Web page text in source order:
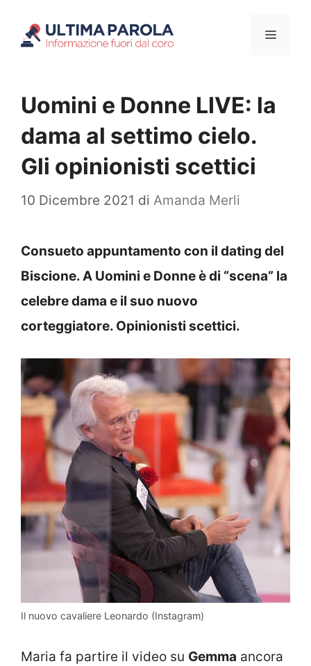
Menu
Uomini e Donne LIVE: la
dama al settimo cielo.
Gli opinionisti scettici
10 Dicembre 2021 di Amanda Merli
Consueto appuntamento con il dating del
Biscione. A Uomini e Donne è di “scena” la
celebre dama e il suo nuovo
corteggiatore. Opinionisti scettici.
Il nuovo cavaliere Leonardo (Instagram)
Maria fa partire il video su Gemma ancora